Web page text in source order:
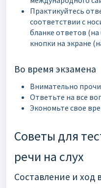
Практикуйтесь
соответствии с
бланке ответов
кнопки на экране
Во время экзамена
Внимательно
Ответьте на все
Экономьте свое
Советы для
речи на слух
Составление и ход